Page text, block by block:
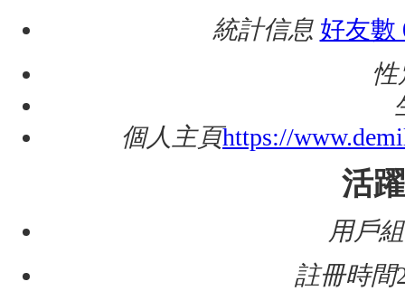
統計信息 好友數
性
個人主頁https://
活
用戶
註冊時間